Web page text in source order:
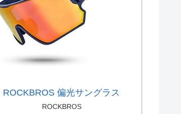
ROCKBROS 偏光サングラス
ROCKBROS